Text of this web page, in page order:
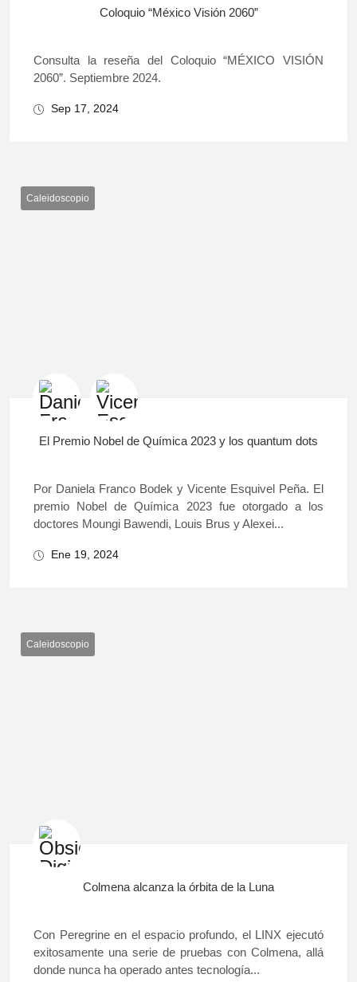
Coloquio “México Visión 2060”
Consulta la reseña del Coloquio “MÉXICO VISIÓN
2060”. Septiembre 2024.
Sep 17, 2024
Caleidoscopio
El Premio Nobel de Química 2023 y los quantum dots
Por Daniela Franco Bodek y Vicente Esquivel Peña. El
premio Nobel de Química 2023 fue otorgado a los
doctores Moungi Bawendi, Louis Brus y Alexei...
Ene 19, 2024
Caleidoscopio
Colmena alcanza la órbita de la Luna
Con Peregrine en el espacio profundo, el LINX ejecutó
exitosamente una serie de pruebas con Colmena, allá
donde nunca ha operado antes tecnología...